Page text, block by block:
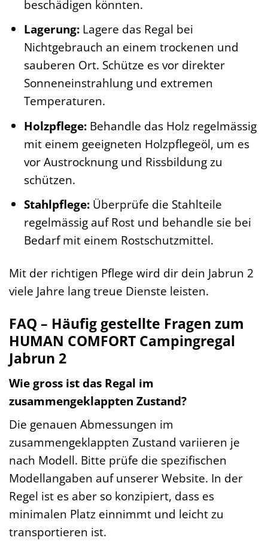
beschädigen könnten.
Lagerung:Lagere das Regal bei
Nichtgebrauch an einem trockenen und
sauberen Ort. Schütze es vor direkter
Sonneneinstrahlung und extremen
Temperaturen.
Holzpflege:Behandle das Holz regelmässig
mit einem geeigneten Holzpflegeöl, um es
vor Austrocknung und Rissbildung zu
schützen.
Stahlpflege:Überprüfe die Stahlteile
regelmässig auf Rost und behandle sie bei
Bedarf mit einem Rostschutzmittel.
Mit der richtigen Pflege wird dir dein Jabrun 2
viele Jahre lang treue Dienste leisten.
FAQ – Häufig gestellte Fragen zum
HUMAN COMFORT Campingregal
Jabrun 2
Wie gross ist das Regal im
zusammengeklappten Zustand?
Die genauen Abmessungen im
zusammengeklappten Zustand variieren je
nach Modell. Bitte prüfe die spezifischen
Modellangaben auf unserer Website. In der
Regel ist es aber so konzipiert, dass es
minimalen Platz einnimmt und leicht zu
transportieren ist.